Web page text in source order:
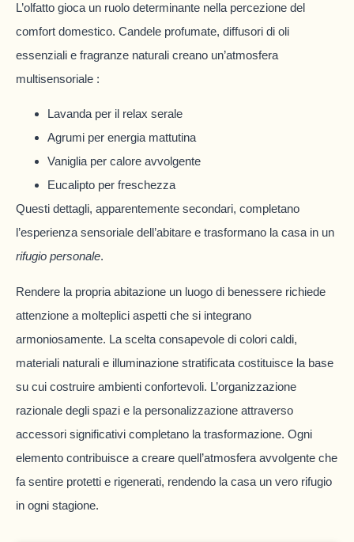
L’olfatto gioca un ruolo determinante nella percezione del
comfort domestico. Candele profumate, diffusori di oli
essenziali e fragranze naturali creano un’atmosfera
multisensoriale :
Lavanda per il relax serale
Agrumi per energia mattutina
Vaniglia per calore avvolgente
Eucalipto per freschezza
Questi dettagli, apparentemente secondari, completano
l’esperienza sensoriale dell’abitare e trasformano la casa in un
rifugio personale.
Rendere la propria abitazione un luogo di benessere richiede
attenzione a molteplici aspetti che si integrano
armoniosamente. La scelta consapevole di colori caldi,
materiali naturali e illuminazione stratificata costituisce la base
su cui costruire ambienti confortevoli. L’organizzazione
razionale degli spazi e la personalizzazione attraverso
accessori significativi completano la trasformazione. Ogni
elemento contribuisce a creare quell’atmosfera avvolgente che
fa sentire protetti e rigenerati, rendendo la casa un vero rifugio
in ogni stagione.